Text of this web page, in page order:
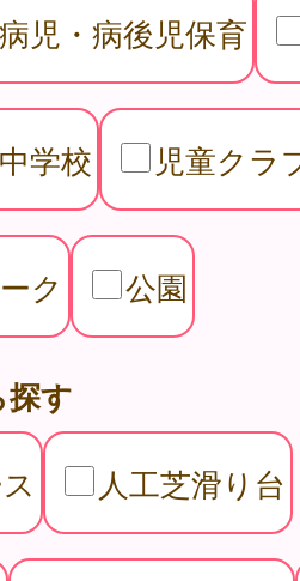
病児・病後児保育
中学校 児童クラ
ク 公園
す
人工芝滑り台